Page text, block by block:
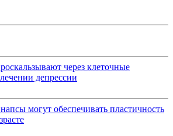
через клеточные
депрессии
могут обеспечивать пластичность